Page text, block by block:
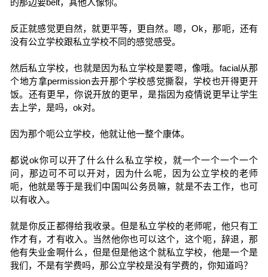
的那边要belt，其他人像你。
反正就感觉更自然，就更平等，更自然。嗯，Ok，那呃，还有
没有公立学校跟私立学校不同的感觉感受。
然后私立学校，也就是因为私立学校是要嗯，像哦。facial从那
个地方拿permission去开那个学校感觉撕裂，学校也开得更开
饭。还有更早，你说开放的更早，是指因为疫情说更早让学生
去上学，是吗，ok对。
因为那个呃公立学校，他就让他一整个康体。
都说ok你可以开了什么什么私立学校，就一个一个一个一个
问，那边可不可以开对，因为什么呢，因为公立学校的老师
呃，他就是等于是我们中国叫公务员嘛，就是不去工作，也可
以有收入。
就是你反正都得给我收录。但是私立学校的老师呢，他只有工
作才有，才有收入。当然他你也可以这个，这个呃，辞退，那
他有失业金啊什么，但是但是他这个就私立学校，他是一个是
我们，不是有学费吗，那公立学校是没有学费的，你知道吗？